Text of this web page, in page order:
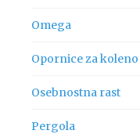
Omega
Opornice za koleno
Osebnostna rast
Pergola